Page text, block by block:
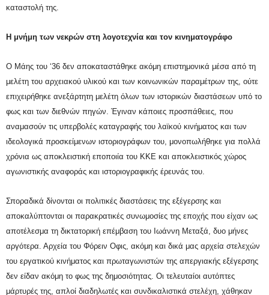
καταστολή της.
Η μνήμη των νεκρών στη λογοτεχνία και τον κινηματογράφο
Ο Μάης του ‘36 δεν αποκαταστάθηκε ακόμη επιστημονικά μέσα από τη
μελέτη του αρχειακού υλικού και των κοινωνικών παραμέτρων της, ούτε
επιχειρήθηκε ανεξάρτητη μελέτη όλων των ιστορικών διαστάσεων υπό το
φως και των διεθνών πηγών. Έγιναν κάποιες προσπάθειες, που
αναμασούν τις υπερβολές καταγραφής του λαϊκού κινήματος και των
ιδεολογικά προσκείμενων ιστοριογράφων του, μονοπωλήθηκε για πολλά
χρόνια ως αποκλειστική εποποιία του ΚΚΕ και αποκλειστικός χώρος
αγωνιστικής αναφοράς και ιστοριογραφικής έρευνάς του.
Σποραδικά δίνονται οι πολιτικές διαστάσεις της εξέγερσης και
αποκαλύπτονται οι παρακρατικές συνωμοσίες της εποχής που είχαν ως
αποτέλεσμα τη δικτατορική επέμβαση του Ιωάννη Μεταξά, δυο μήνες
αργότερα. Αρχεία του Φόρειν Οφις, ακόμη και δικά μας αρχεία στελεχών
του εργατικού κινήματος και πρωταγωνιστών της απεργιακής εξέγερσης
δεν είδαν ακόμη το φως της δημοσιότητας. Οι τελευταίοι αυτόπτες
μάρτυρές της, απλοί διαδηλωτές και συνδικαλιστικά στελέχη, χάθηκαν